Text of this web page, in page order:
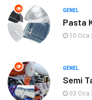
Kültür
Güzellik & Bakım
Bilgisayar & Yazılım
GENEL
Pasta
10 Oca
GENEL
Semi
03 Oca